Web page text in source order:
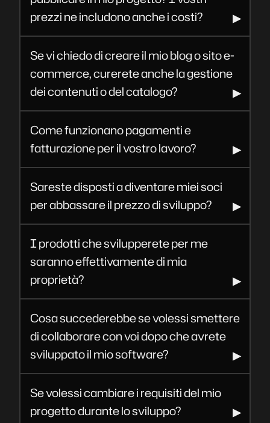
prezzi ne includono anche i costi?
Se vi chiedo di creare il mio blog o sito e-
commerce, curerete anche la gestione
dei contenuti o del catalogo?
Come funzionano pagamenti e
fatturazione per il vostro lavoro?
Sareste disposti a diventare miei soci
per abbassare il prezzo di sviluppo?
I prodotti che svilupperete per me
saranno effettivamente di mia
proprietà?
Cosa succederebbe se volessi smettere
di collaborare con voi dopo che avrete
sviluppato il mio software?
Se volessi cambiare i requisiti del mio
progetto durante lo sviluppo?